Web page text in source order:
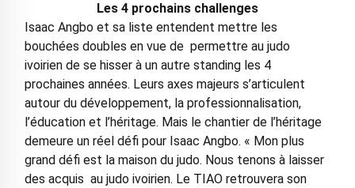
Les 4 prochains challenges
Isaac Angbo et sa liste entendent mettre les
bouchées doubles en vue de permettre au judo
ivoirien de se hisser à un autre standing les 4
prochaines années. Leurs axes majeurs s’articulent
autour du développement, la professionnalisation,
l’éducation et l’héritage. Mais le chantier de l’héritage
demeure un réel défi pour Isaac Angbo. « Mon plus
grand défi est la maison du judo. Nous tenons à laisser
des acquis au judo ivoirien. Le TIAO retrouvera son